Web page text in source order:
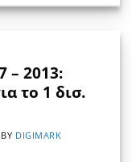
– 2013:
το 1 δισ.
BY DIGIMARK